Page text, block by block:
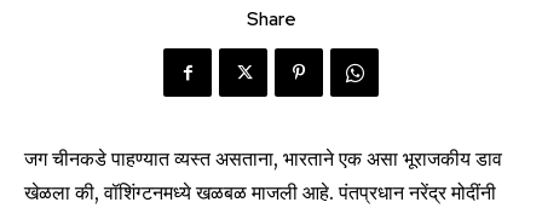
Share
जग चीनकडे पाहण्यात व्यस्त असताना, भारताने एक असा भूराजकीय डाव
खेळला की, वॉशिंग्टनमध्ये खळबळ माजली आहे. पंतप्रधान नरेंद्र मोदींनी